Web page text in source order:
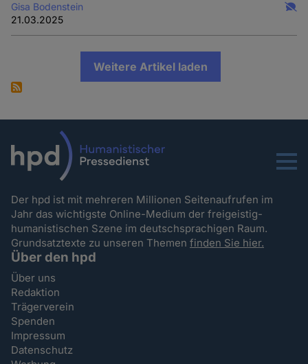
Gisa Bodenstein
21.03.2025
Weitere Artikel laden
Menu
Der hpd ist mit mehreren Millionen Seitenaufrufen im
Jahr das wichtigste Online-Medium der freigeistig-
humanistischen Szene im deutschsprachigen Raum.
Grundsatztexte zu unseren Themenfinden Sie hier.
Über den hpd
Über uns
Redaktion
Trägerverein
Spenden
Impressum
Datenschutz